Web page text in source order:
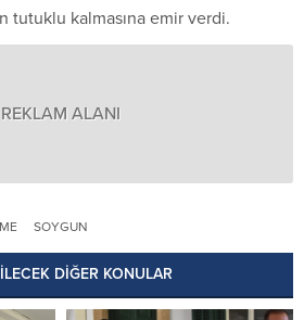
tutuklu kalmasına emir verdi.
REKLAM ALANI
SOYGUN
DİĞER KONULAR